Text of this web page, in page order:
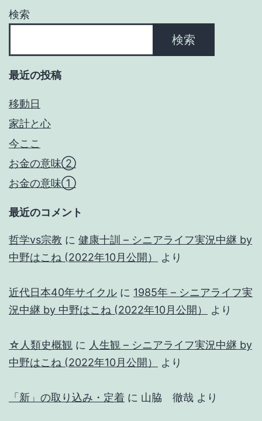
ョ
検索
検索
最近の投稿
移動日
家計と心
今ここ
お金の意味②
お金の意味①
最近のコメント
哲学vs宗教 に 健康十訓 – シニアライフ実況中継 by
中野はこね (2022年10月公開）
より
近代日本40年サイクル に 1985年 – シニアライフ実
況中継 by 中野はこね (2022年10月公開）
より
☆人類史概観 に 人生観 – シニアライフ実況中継 by
中野はこね (2022年10月公開）
より
「新」の取り込み・定着 に 山脇 徹哉 より